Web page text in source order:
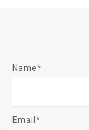
Name*
Email*